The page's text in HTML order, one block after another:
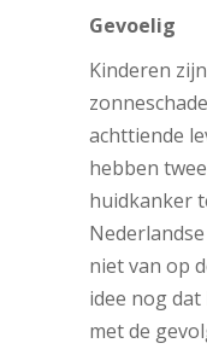
Gevoelig
Kinderen
achttiende
hebben
huidkanker
niet van op
idee nog
met de